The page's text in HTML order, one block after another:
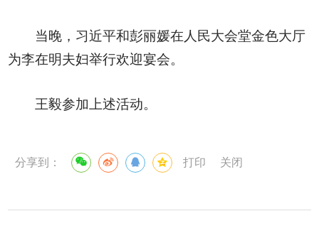
当晚，习近平和彭丽媛在人民大会堂金色大厅
为李在明夫妇举行欢迎宴会。
王毅参加上述活动。
分享到： 打印 关闭